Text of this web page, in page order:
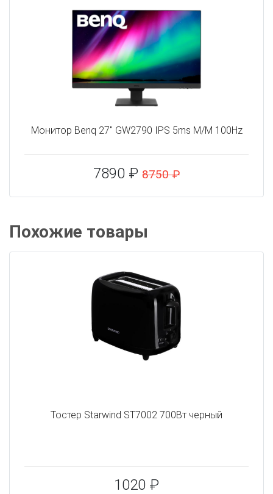
Монитор Benq 27" GW2790 IPS 5ms M/M 100Hz
7890 ₽ 8750 ₽
Похожие товары
Тостер Starwind ST7002 700Вт черный
1020 ₽